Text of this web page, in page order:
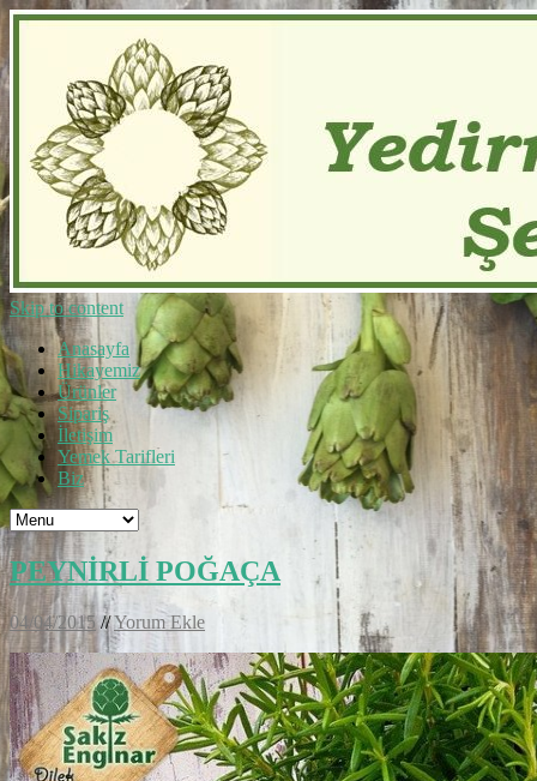
Skip to content
Anasayfa
Hikayemiz
Ürünler
Sipariş
İletişim
Yemek Tarifleri
Biz
PEYNİRLİ POĞAÇA
04/04/2015//Yorum Ekle